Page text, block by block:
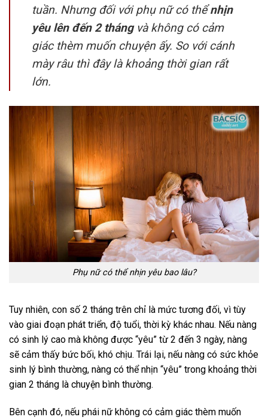
tuần. Nhưng đối với phụ nữ có thểnhịn
yêu lên đến 2 thángvà không có cảm
giác thèm muốn chuyện ấy. So với cánh
mày râu thì đây là khoảng thời gian rất
lớn.
Phụ nữ có thể nhịn yêu bao lâu?
Tuy nhiên, con số 2 tháng trên chỉ là mức tương đối, vì tùy
vào giai đoạn phát triển, độ tuổi, thời kỳ khác nhau. Nếu nàng
có sinh lý cao mà không được “yêu” từ 2 đến 3 ngày, nàng
sẽ cảm thấy bức bối, khó chịu. Trái lại, nếu nàng có sức khỏe
sinh lý bình thường, nàng có thể nhịn “yêu” trong khoảng thời
gian 2 tháng là chuyện bình thường.
Bên cạnh đó, nếu phái nữ không có cảm giác thèm muốn